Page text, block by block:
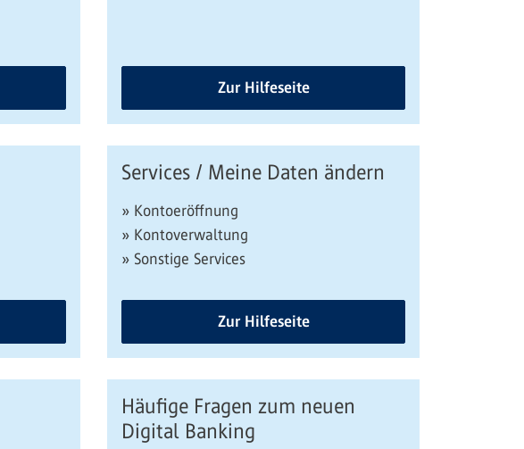
Zur Hilfeseite
Services / Meine Daten ändern
» Kontoeröffnung
» Kontoverwaltung
» Sonstige Services
Zur Hilfeseite
Häufige Fragen zum neuen
Digital Banking